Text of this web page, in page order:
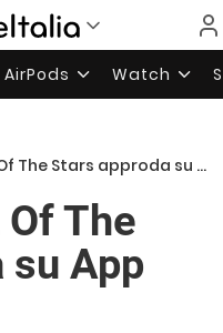
AirPods Watch
Stars approda su App Store
The
su App